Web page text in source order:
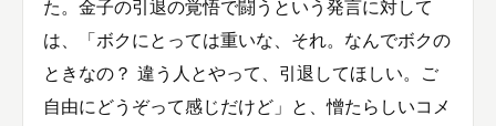
た。金子の引退の覚悟で闘うという発言に対して
は、「ボクにとっては重いな、それ。なんでボクの
ときなの？ 違う人とやって、引退してほしい。ご
自由にどうぞって感じだけど」と、憎たらしいコメ